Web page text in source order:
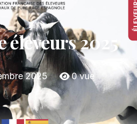
éleveurs 2025
2025 0 vue